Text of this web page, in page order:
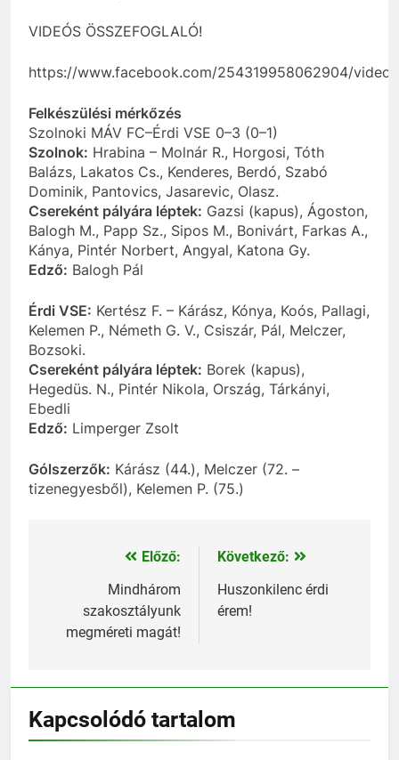
VIDEÓS ÖSSZEFOGLALÓ!
https://www.facebook.com/254319958062904/
Felkészülési mérkőzés
Szolnoki MÁV FC–Érdi VSE 0–3 (0–1)
Szolnok: Hrabina – Molnár R., Horgosi, Tóth
Balázs, Lakatos Cs., Kenderes, Berdó, Szabó
Dominik, Pantovics, Jasarevic, Olasz.
Csereként pályára léptek: Gazsi (kapus), Ágoston,
Balogh M., Papp Sz., Sipos M., Bonivárt, Farkas A.,
Kánya, Pintér Norbert, Angyal, Katona Gy.
Edző: Balogh Pál
Érdi VSE: Kertész F. – Kárász, Kónya, Koós, Pallagi,
Kelemen P., Németh G. V., Csiszár, Pál, Melczer,
Bozsoki.
Csereként pályára léptek: Borek (kapus),
Hegedüs. N., Pintér Nikola, Ország, Tárkányi,
Ebedli
Edző: Limperger Zsolt
Gólszerzők: Kárász (44.), Melczer (72. –
tizenegyesből), Kelemen P. (75.)
Bejegyzés
navigáció
Előző:
Mindhárom
szakosztályunk
megméreti magát!
Következő:
Huszonkilenc érdi
érem!
Kapcsolódó tartalom